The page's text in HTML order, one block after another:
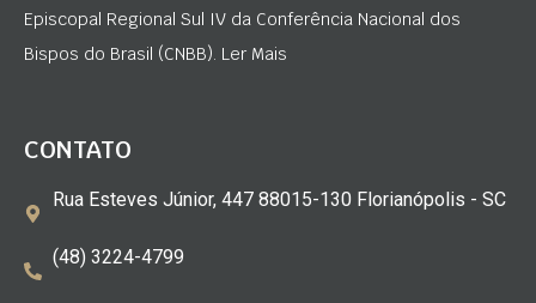
Episcopal Regional Sul IV da Conferência Nacional dos
Bispos do Brasil (CNBB). Ler Mais
CONTATO
Rua Esteves Júnior, 447 88015-130 Florianópolis - SC
(48) 3224-4799